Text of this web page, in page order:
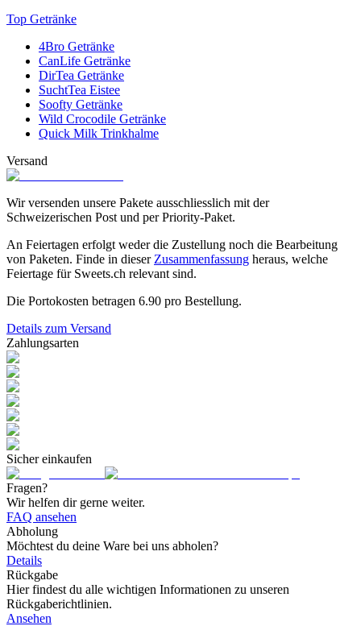
Top Getränke
4Bro Getränke
CanLife Getränke
DirTea Getränke
SuchtTea Eistee
Soofty Getränke
Wild Crocodile Getränke
Quick Milk Trinkhalme
Versand
Wir versenden unsere Pakete ausschliesslich mit der
Schweizerischen Post und per Priority-Paket.
An Feiertagen erfolgt weder die Zustellung noch die Bearbeitung
von Paketen. Finde in dieser Zusammenfassung heraus, welche
Feiertage für Sweets.ch relevant sind.
Die Portokosten betragen 6.90 pro Bestellung.
Details zum Versand
Zahlungsarten
Sicher einkaufen
Fragen?
Wir helfen dir gerne weiter.
FAQ ansehen
Abholung
Möchtest du deine Ware bei uns abholen?
Details
Rückgabe
Hier findest du alle wichtigen Informationen zu unseren
Rückgaberichtlinien.
Ansehen